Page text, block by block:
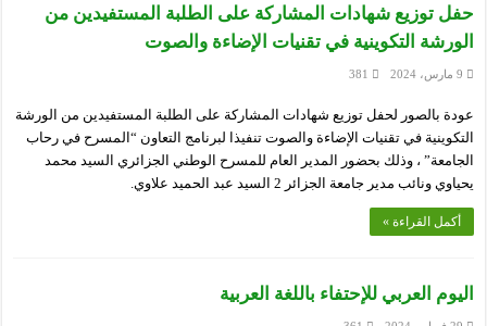
حفل توزيع شهادات المشاركة على الطلبة المستفيدين من
الورشة التكوينية في تقنيات الإضاءة والصوت
9 مارس، 2024 381
عودة بالصور لحفل توزيع شهادات المشاركة على الطلبة المستفيدين من الورشة
التكوينية في تقنيات الإضاءة والصوت تنفيذا لبرنامج التعاون “المسرح في رحاب
الجامعة” ، وذلك بحضور المدير العام للمسرح الوطني الجزائري السيد محمد
يحياوي ونائب مدير جامعة الجزائر 2 السيد عبد الحميد علاوي.
أكمل القراءة »
اليوم العربي للإحتفاء باللغة العربية